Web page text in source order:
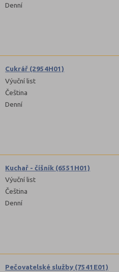
Denní
Cukrář (2954H01)
Výuční list
Čeština
Denní
Kuchař - číšník (6551H01)
Výuční list
Čeština
Denní
Pečovatelské služby (7541E01)